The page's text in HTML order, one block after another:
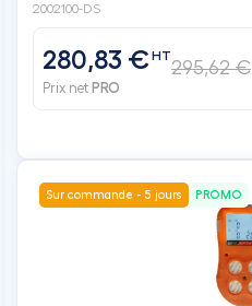
2002100-DS
280,83 €HT
Prix net PRO
295,62 €
Sur commande - 5 jours PROMO